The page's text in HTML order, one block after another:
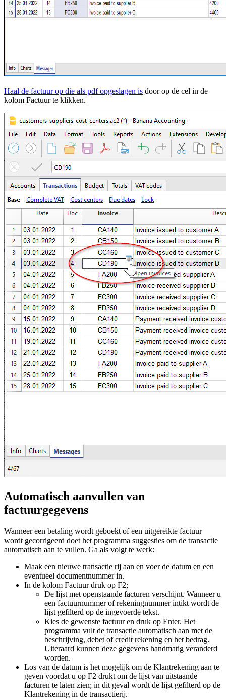
Haal de factuur op die als pdf opgeslagen is door op de cel in de
kolom Factuur te klikken.
Automatisch aanvullen van
factuurgegevens
Wanneer een betaling wordt geboekt of een uitgereikte factuur
wordt gecorrigeerd doet het programma suggesties om de transactie
automatisch aan te vullen. Ga als volgt te werk:
Maak een nieuwe transactie rij aan en voer de datum en een
eventueel documentnummer in.
In de kolom Factuur druk op F2;
De lijst met openstaande facturen verschijnt. Wanneer u
een factuurnummer of rekeningnummer intikt wordt de
lijst gefilterd op de ingevoerde tekst.
Kies de gewenste factuur en druk op Enter. Het
programma vult de transactie automatisch aan met de
beschrijving, debet of credit rekening en het bedrag.
Uiteraard kunnen deze gegevens handmatig veranderd
worden.
Los van de datum is het mogelijk om de Klantrekening aan te
geven voordat u op F2 drukt om de lijst van uitstaande
facturen te laten zien; in dit geval wordt de lijst gefilterd op de
Klantrekening in de transactierij.